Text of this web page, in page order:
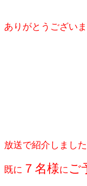
ありがとうございま
放送で紹介しました
既に ７ 名様に ご